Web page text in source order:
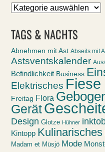
Sortiert
TAGS & NACHTS
Abnehmen mit Ast Abseits mit
Astsventskalender
Befindlichkeit Business
Elektrisches Fiese
Freitag Flora
Gerät
Design Glotze Hühner
Kintopp Kulinarisches
Madam et Müsjö Mode